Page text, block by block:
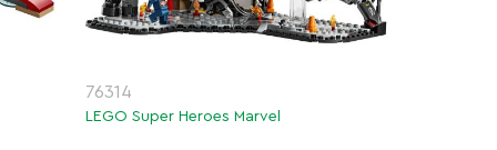
76314
LEGO Super Heroes Marvel